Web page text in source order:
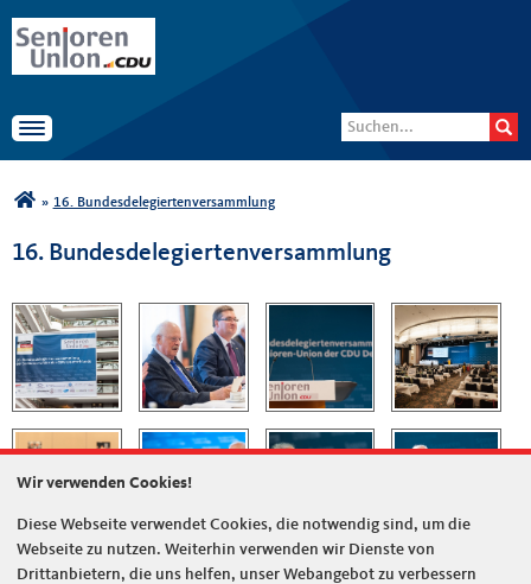
Deutschlands
Suchformular
Suche
Toggle navigation
Sie sind hier
» 16. Bundesdelegiertenversammlung
16. Bundesdelegiertenversammlung
Wir verwenden Cookies!
Diese Webseite verwendet Cookies, die notwendig sind, um die
Webseite zu nutzen. Weiterhin verwenden wir Dienste von
Drittanbietern, die uns helfen, unser Webangebot zu verbessern